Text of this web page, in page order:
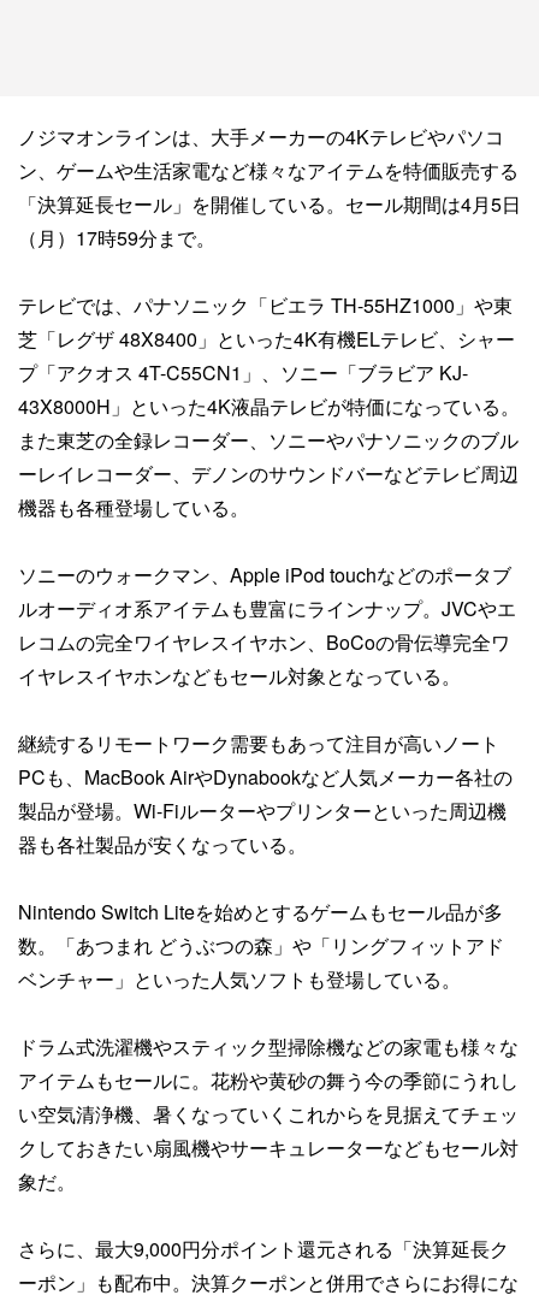
ノジマオンラインは、大手メーカーの4Kテレビやパソコ
ン、ゲームや生活家電など様々なアイテムを特価販売する
「決算延長セール」を開催している。セール期間は4月5日
（月）17時59分まで。
テレビでは、パナソニック「ビエラ TH-55HZ1000」や東
芝「レグザ 48X8400」といった4K有機ELテレビ、シャー
プ「アクオス 4T-C55CN1」、ソニー「ブラビア KJ-
43X8000H」といった4K液晶テレビが特価になっている。
また東芝の全録レコーダー、ソニーやパナソニックのブル
ーレイレコーダー、デノンのサウンドバーなどテレビ周辺
機器も各種登場している。
ソニーのウォークマン、Apple iPod touchなどのポータブ
ルオーディオ系アイテムも豊富にラインナップ。JVCやエ
レコムの完全ワイヤレスイヤホン、BoCoの骨伝導完全ワ
イヤレスイヤホンなどもセール対象となっている。
継続するリモートワーク需要もあって注目が高いノート
PCも、MacBook AirやDynabookなど人気メーカー各社の
製品が登場。Wi-Fiルーターやプリンターといった周辺機
器も各社製品が安くなっている。
Nintendo Switch Liteを始めとするゲームもセール品が多
数。「あつまれ どうぶつの森」や「リングフィットアド
ベンチャー」といった人気ソフトも登場している。
ドラム式洗濯機やスティック型掃除機などの家電も様々な
アイテムもセールに。花粉や黄砂の舞う今の季節にうれし
い空気清浄機、暑くなっていくこれからを見据えてチェッ
クしておきたい扇風機やサーキュレーターなどもセール対
象だ。
さらに、最大9,000円分ポイント還元される「決算延長ク
ーポン」も配布中。決算クーポンと併用でさらにお得にな